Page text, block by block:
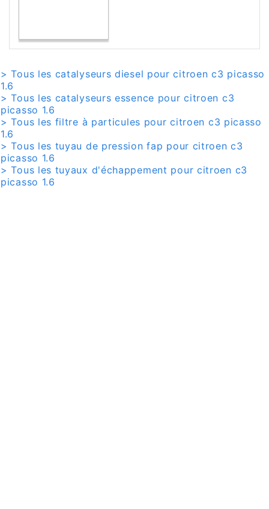
> Tous les catalyseurs diesel pour citroen c3 picasso
1.6
> Tous les catalyseurs essence pour citroen c3
picasso 1.6
> Tous les filtre à particules pour citroen c3 picasso
1.6
> Tous les tuyau de pression fap pour citroen c3
picasso 1.6
> Tous les tuyaux d'échappement pour citroen c3
picasso 1.6